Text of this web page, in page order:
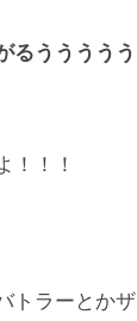
るうううう
！！！
ラーとか